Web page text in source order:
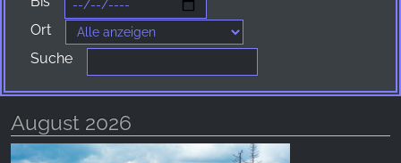
Ort
Suche
August 2026
Facebook Pixel
_fbp, fr, _fbq, fbq
Anbieter:
Facebook Ireland Ltd.